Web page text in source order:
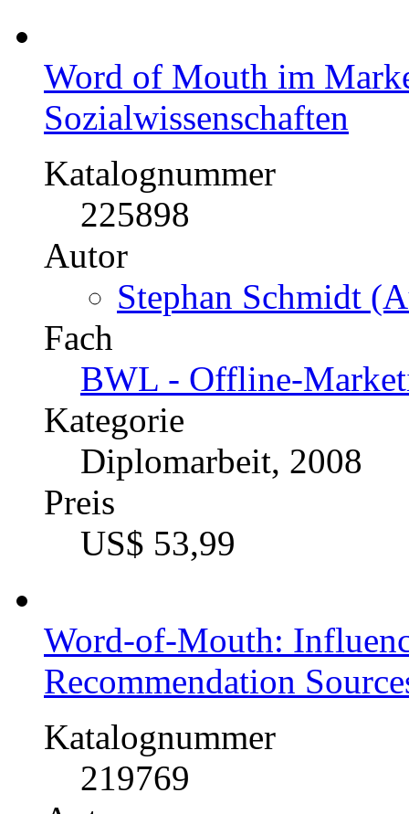
Word of Mouth im
Sozialwissenschaften
Katalognummer
225898
Autor
Stephan Schmidt
Fach
BWL - Offline-
Kategorie
Diplomarbeit, 2008
Preis
US$ 53,99
Word-of-Mouth:
Recommendation
Katalognummer
219769